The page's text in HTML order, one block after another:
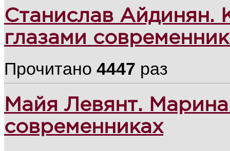
Станислав Айдинян.
глазами
Прочитано 4447 раз
Майя Левянт.
современниках